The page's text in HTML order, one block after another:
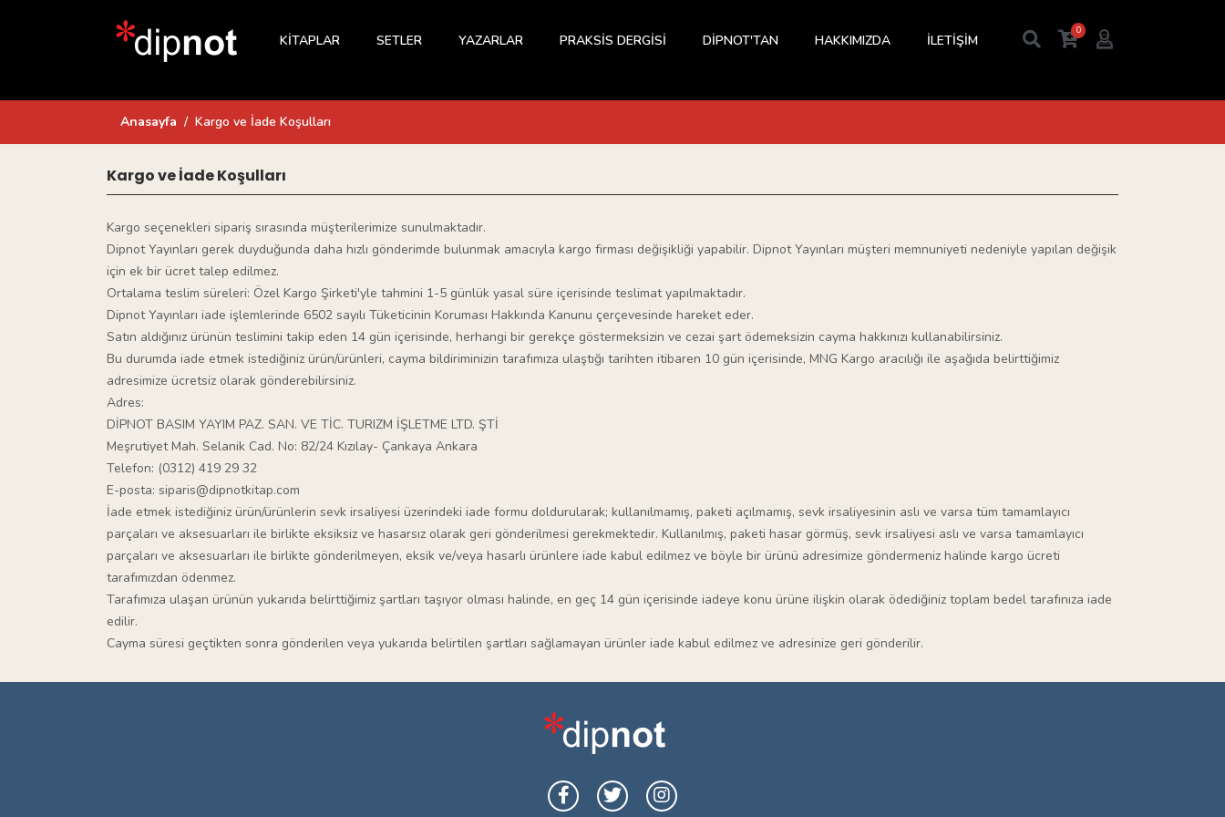
KİTAPLAR SETLER YAZARLAR PRAKSİS DERGİSİ DİPNOT'TAN HAKKIMIZDA İLETİŞİM
0
Anasayfa Kargo ve İade Koşulları
Kargo ve İade Koşulları
Kargo seçenekleri sipariş sırasında müşterilerimize sunulmaktadır.
Dipnot Yayınları gerek duyduğunda daha hızlı gönderimde bulunmak amacıyla kargo firması değişikliği yapabilir. Dipnot Yayınları müşteri memnuniyeti nedeniyle yapılan değişik
için ek bir ücret talep edilmez.
Ortalama teslim süreleri: Özel Kargo Şirketi'yle tahmini 1-5 günlük yasal süre içerisinde teslimat yapılmaktadır.
Dipnot Yayınları iade işlemlerinde 6502 sayılı Tüketicinin Koruması Hakkında Kanunu çerçevesinde hareket eder.
Satın aldığınız ürünün teslimini takip eden 14 gün içerisinde, herhangi bir gerekçe göstermeksizin ve cezai şart ödemeksizin cayma hakkınızı kullanabilirsiniz.
Bu durumda iade etmek istediğiniz ürün/ürünleri, cayma bildiriminizin tarafımıza ulaştığı tarihten itibaren 10 gün içerisinde, MNG Kargo aracılığı ile aşağıda belirttiğimiz
adresimize ücretsiz olarak gönderebilirsiniz.
Adres:
DİPNOT BASIM YAYIM PAZ. SAN. VE TİC. TURIZM İŞLETME LTD. ŞTİ
Meşrutiyet Mah. Selanik Cad. No: 82/24 Kızılay- Çankaya Ankara
Telefon: (0312) 419 29 32
E-posta: siparis@dipnotkitap.com
İade etmek istediğiniz ürün/ürünlerin sevk irsaliyesi üzerindeki iade formu doldurularak; kullanılmamış, paketi açılmamış, sevk irsaliyesinin aslı ve varsa tüm tamamlayıcı
parçaları ve aksesuarları ile birlikte eksiksiz ve hasarsız olarak geri gönderilmesi gerekmektedir. Kullanılmış, paketi hasar görmüş, sevk irsaliyesi aslı ve varsa tamamlayıcı
parçaları ve aksesuarları ile birlikte gönderilmeyen, eksik ve/veya hasarlı ürünlere iade kabul edilmez ve böyle bir ürünü adresimize göndermeniz halinde kargo ücreti
tarafımızdan ödenmez.
Tarafımıza ulaşan ürünün yukarıda belirttiğimiz şartları taşıyor olması halinde, en geç 14 gün içerisinde iadeye konu ürüne ilişkin olarak ödediğiniz toplam bedel tarafınıza iade
edilir.
Cayma süresi geçtikten sonra gönderilen veya yukarıda belirtilen şartları sağlamayan ürünler iade kabul edilmez ve adresinize geri gönderilir.